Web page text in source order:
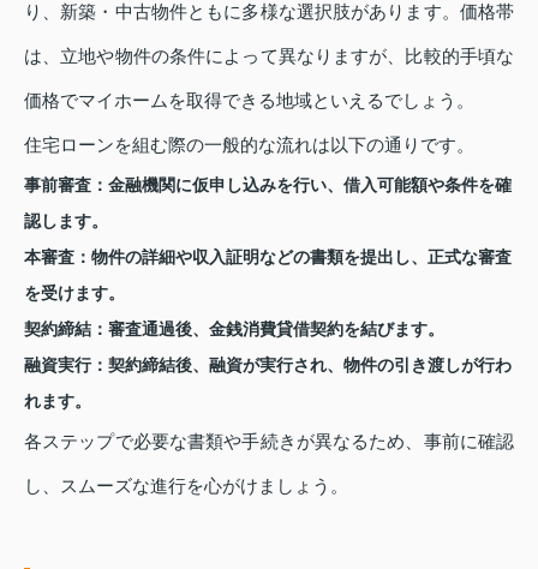
り、新築・中古物件ともに多様な選択肢があります。価格帯
は、立地や物件の条件によって異なりますが、比較的手頃な
価格でマイホームを取得できる地域といえるでしょう。
住宅ローンを組む際の一般的な流れは以下の通りです。
事前審査： 金融機関に仮申し込みを行い、借入可能額や条件を確
認します。
本審査： 物件の詳細や収入証明などの書類を提出し、正式な審査
を受けます。
契約締結： 審査通過後、金銭消費貸借契約を結びます。
融資実行： 契約締結後、融資が実行され、物件の引き渡しが行わ
れます。
各ステップで必要な書類や手続きが異なるため、事前に確認
し、スムーズな進行を心がけましょう。